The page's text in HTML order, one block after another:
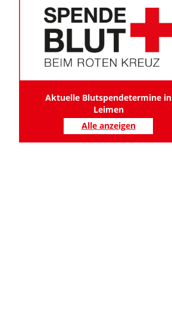
Aktuelle Blutspendetermine in
Leimen
Alle anzeigen